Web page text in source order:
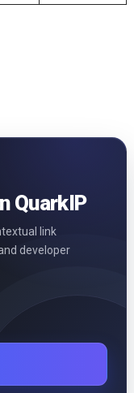
QuarkIP
link
developer